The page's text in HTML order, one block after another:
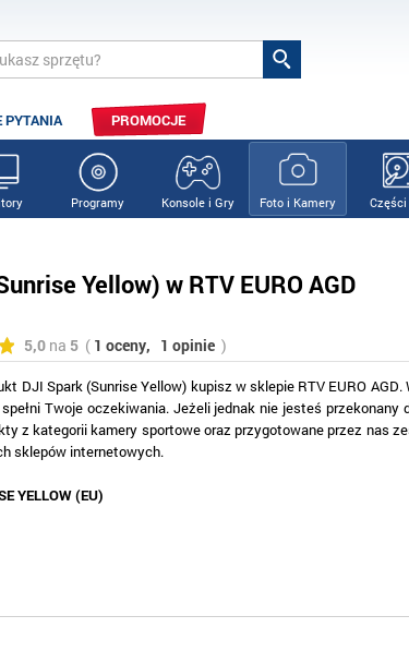
PYTANIA PROMOCJE
Programy Konsole i Gry Foto i Kamery Części
Yellow) w RTV EURO AGD
5,0 na 5 ( 1 oceny, 1 opinie )
DJI Spark (Sunrise Yellow) kupisz w sklepie RTV EURO AGD.
Twoje oczekiwania. Jeżeli jednak nie jesteś przekonany
z kategorii kamery sportowe oraz przygotowane przez nas
sklepów internetowych.
YELLOW (EU)